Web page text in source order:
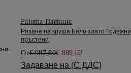
Paloma Пасианс
Рязане на круша Бяло злато Годежни
пръстени
От€ 987,80€ 889,02
Задаване на (С ДДС)